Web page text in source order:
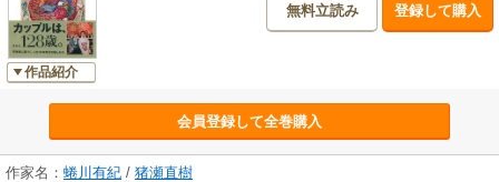
至/あとがき/挿画一覧
作品紹介
無料立読み 登録して購入
会員登録して全巻購入
作家名： 蜷川有紀 / 猪瀬直樹